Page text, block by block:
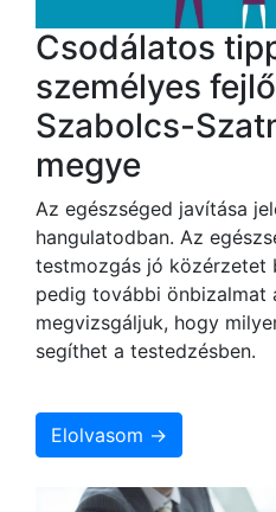
Csodálatos
személyes
Szabolcs-
megye
Az egészséged javítása
hangulatodban. Az
testmozgás jó közérzetet
pedig további önbizalmat
megvizsgáljuk, hogy
segíthet a testedzésben.
Elolvasom →